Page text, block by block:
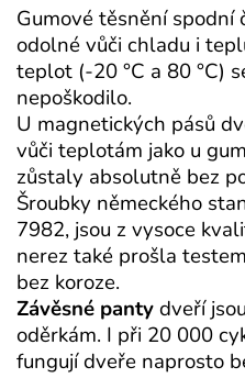
Gumové těsnění spodní
odolné vůči chladu i
teplot (-20 °C a 80 °C)
nepoškodilo.
U magnetických pásů
vůči teplotám jako u
zůstaly absolutně bez
Šroubky německého
7982, jsou z vysoce
nerez také prošla
bez koroze.
Závěsné pantydveří
oděrkám. I při 20 000
fungují dveře naprosto